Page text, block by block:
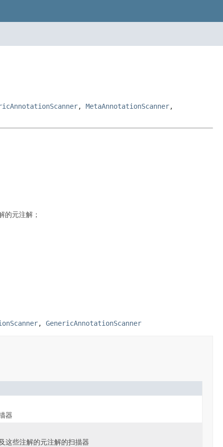
, MetaAnnotationScanner,
的元注解；
, GenericAnnotationScanner
器
这些注解的元注解的扫描器